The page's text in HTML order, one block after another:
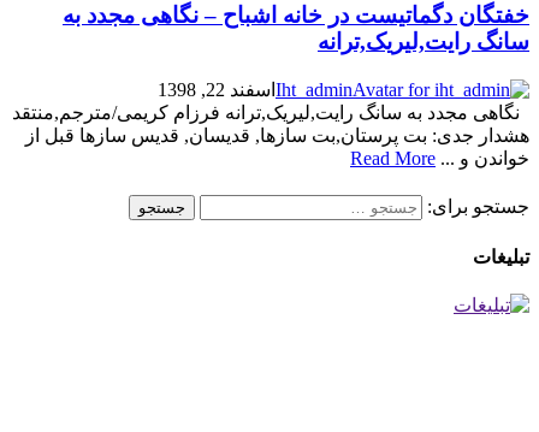
خفتگان دگماتیست در خانه اشباح – نگاهی مجدد به
سانگ رایت,لیریک,ترانه
Iht_admin اسفند 22, 1398
نگاهی مجدد به سانگ رایت,لیریک,ترانه فرزام کریمی/مترجم,منتقد
هشدار جدی: بت پرستان,بت سازها, قدیسان, قدیس سازها قبل از
خواندن و ... Read More
جستجو برای:
تبلیغات